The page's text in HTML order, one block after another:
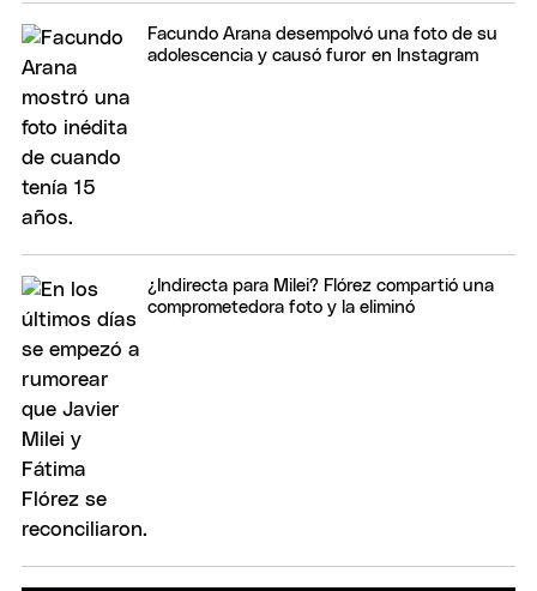
Facundo Arana desempolvó una foto de su
adolescencia y causó furor en Instagram
¿Indirecta para Milei? Flórez compartió una
comprometedora foto y la eliminó